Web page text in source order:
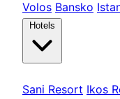
Volos Bansko
Hotels
Sani Resort Ikos